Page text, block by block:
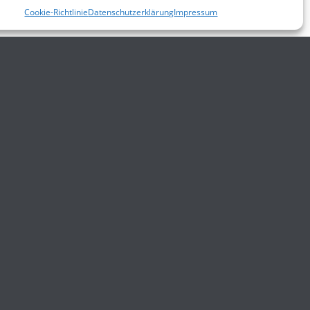
Cookie-RichtlinieDatenschutzerklärungImpressum